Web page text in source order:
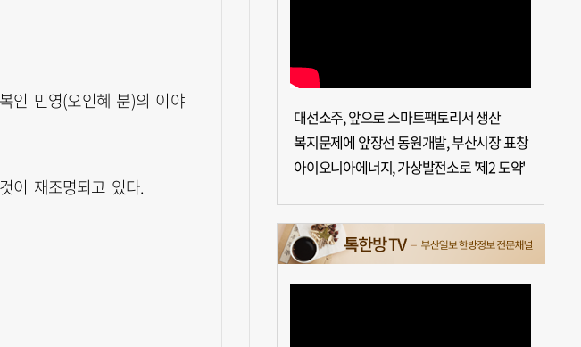
인 민영(오인혜 분)의 이야
이 재조명되고 있다.
대선소주, 앞으로 스마트팩토리서 생산
복지문제에 앞장선 동원개발, 부산시장 표창
아이오니아에너지, 가상발전소로 '제2 도약'